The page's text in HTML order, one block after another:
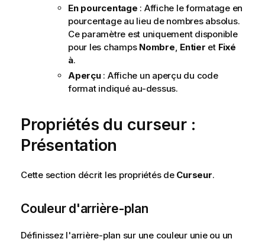
En pourcentage : Affiche le formatage en
pourcentage au lieu de nombres absolus.
Ce paramètre est uniquement disponible
pour les champs Nombre, Entier et Fixé
à.
Aperçu: Affiche un aperçu du code
format indiqué au-dessus.
Propriétés du curseur :
Présentation
Cette section décrit les propriétés de Curseur.
Couleur d'arrière-plan
Définissez l'arrière-plan sur une couleur unie ou un